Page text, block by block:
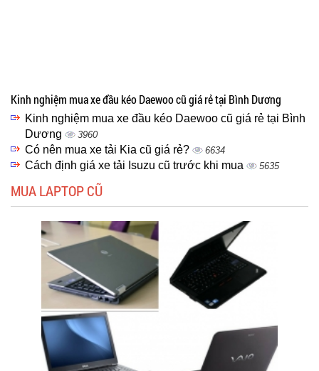
Kinh nghiệm mua xe đầu kéo Daewoo cũ giá rẻ tại Bình Dương
Kinh nghiệm mua xe đầu kéo Daewoo cũ giá rẻ tại Bình
Dương
3960
Có nên mua xe tải Kia cũ giá rẻ? 6634
Cách định giá xe tải Isuzu cũ trước khi mua 5635
MUA LAPTOP CŨ